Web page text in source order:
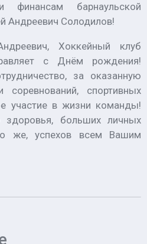
барнаульской
Андреевич Солодилов!
Хоккейный клуб
с Днём рождения!
за оказанную
спортивных
участие в жизни команды!
больших личных
же, успехов всем Вашим